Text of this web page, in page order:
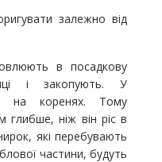
залежно від
в посадкову
і закопують. У
на коренях. Тому
глибше, ніж він ріс в
які перебувають
частини, будуть